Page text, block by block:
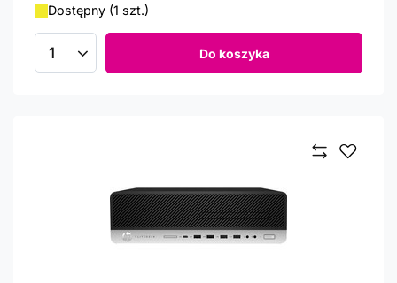
Dostępny (1 szt.)
Ilość produktów Do koszyka